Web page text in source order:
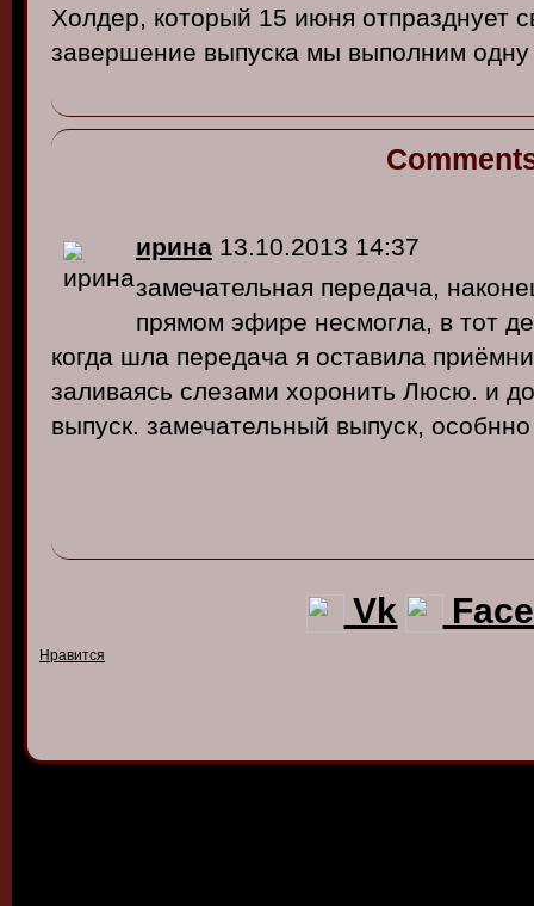
Холдер, который 15 июня отпразднует
завершение выпуска мы выполним одну
ирина 13.10.2013 14:37
замечательная передача,
прямом эфире несмогла, в тот
когда шла передача я оставила
заливаясь слезами хоронить Люсю. и
выпуск. замечательный выпуск,
Vk
Нравится